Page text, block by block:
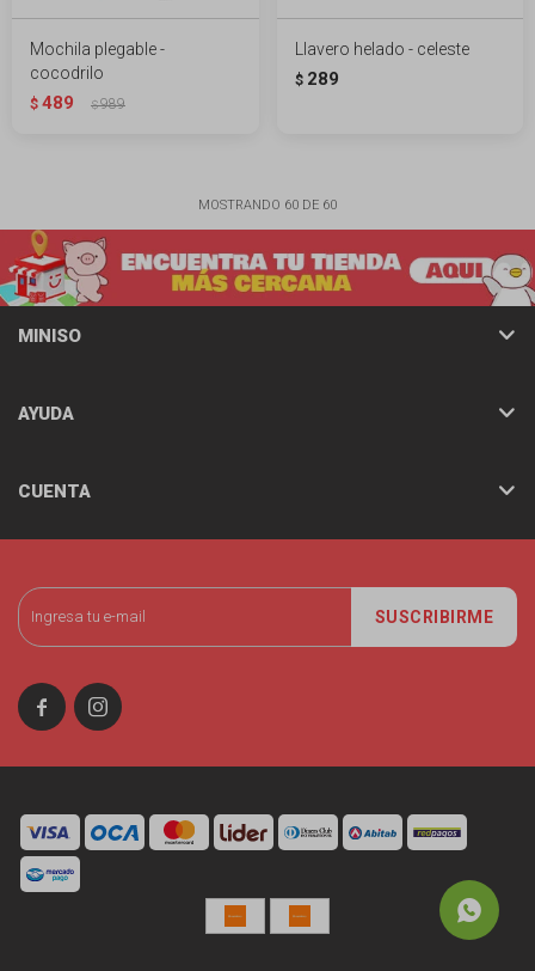
Mochila plegable -
cocodrilo
$ 489 $989
Llavero helado - celeste
$ 289
MOSTRANDO 60 DE 60
SUSCRIBIRME
 
MINISO
AYUDA
CUENTA